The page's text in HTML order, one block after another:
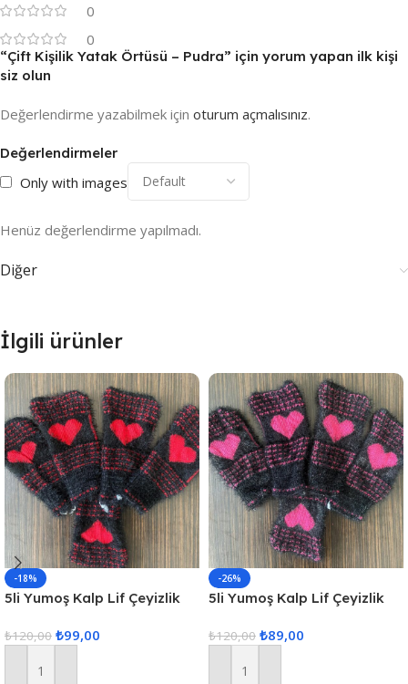
0
0
Değerlendirmeler
Only with images
Henüz değerlendirme yapılmadı.
“Çift Kişilik Yatak Örtüsü – Pudra” için yorum yapan ilk kişi
siz olun
Değerlendirme yazabilmek için oturum açmalısınız.
Diğer
İlgili ürünler
-18%
5li Yumoş Kalp Lif Çeyizlik
₺120,00 ₺99,00
Sepete Ekle
-26%
5li Yumoş Kalp Lif Çeyizlik
₺120,00 ₺89,00
Sepete Ekle